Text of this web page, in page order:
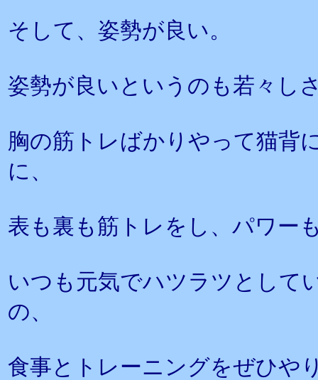
そして、姿勢が良い。
姿勢が良いというのも若々し
胸の筋トレばかりやって猫背
に、
表も裏も筋トレをし、パワー
いつも元気でハツラツとして
の、
食事とトレーニングをぜひや